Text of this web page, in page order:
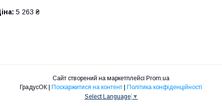
5 263 ₴
Сайт створений на маркетплейсі Prom.ua
ГрадусОК | Поскаржитися на контент | Політика конфіденційності
Select Language ▼